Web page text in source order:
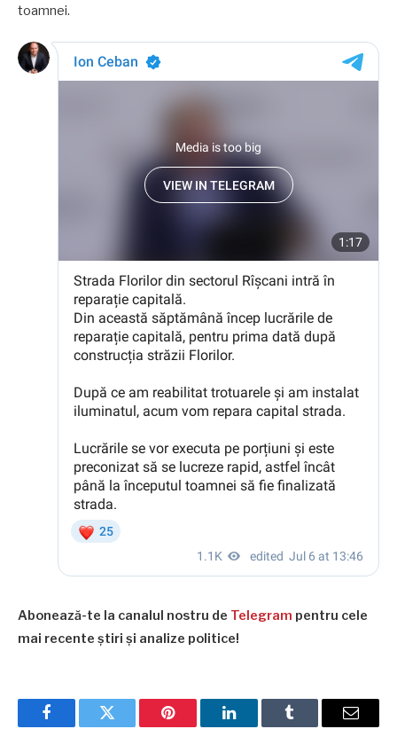
toamnei.
Abonează-te la canalul nostru de Telegram pentru cele
mai recente știri și analize politice!
FacebookTwitter Pinterest LinkedInTumblr Email